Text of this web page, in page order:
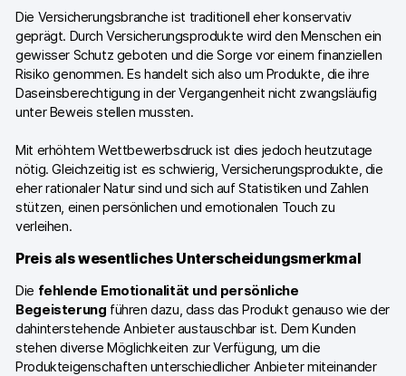
Shopify App Playbook
Help Center
Piwik PRO Academy
Community Forum
Glossar
Entwickler & API
Kontakt
Medien
Die Versicherungsbranche ist traditionell eher konservativ
geprägt. Durch Versicherungsprodukte wird den Menschen ein
gewisser Schutz geboten und die Sorge vor einem finanziellen
Risiko genommen. Es handelt sich also um Produkte, die ihre
Daseinsberechtigung in der Vergangenheit nicht zwangsläufig
unter Beweis stellen mussten.
Mit erhöhtem Wettbewerbsdruck ist dies jedoch heutzutage
nötig. Gleichzeitig ist es schwierig, Versicherungsprodukte, die
eher rationaler Natur sind und sich auf Statistiken und Zahlen
stützen, einen persönlichen und emotionalen Touch zu
verleihen.
Preis als wesentliches Unterscheidungsmerkmal
Die fehlende Emotionalität und persönliche
Begeisterung führen dazu, dass das Produkt genauso wie der
dahinterstehende Anbieter austauschbar ist. Dem Kunden
stehen diverse Möglichkeiten zur Verfügung, um die
Produkteigenschaften unterschiedlicher Anbieter miteinander